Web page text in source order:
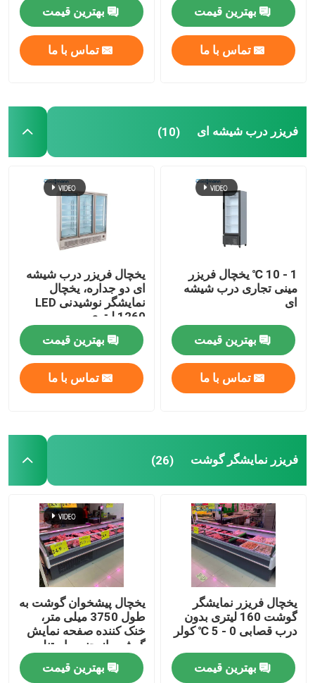
بهترین قیمت
تماس با ما
بهترین قیمت
تماس با ما
فریزر درب شیشه ای (10)
1 - 10 ℃ یخچال فریزر
مینی تجاری درب شیشه
ای
بهترین قیمت
تماس با ما
یخچال فریزر درب شیشه
ای دو جداره، یخچال
نمایشگر نوشیدنی LED
1260 لیتری
بهترین قیمت
تماس با ما
فریزر نمایشگر گوشت (26)
یخچال فریزر نمایشگر
گوشت 160 لیتری بدون
درب قصابی 0 - 5 ℃ کولر
بهترین قیمت
یخچال پیشخوان گوشت به
طول 3750 میلی متر،
خنک کننده صفحه نمایش
گوشت از جنس استنلس
استیل 180 لیتری
بهترین قیمت